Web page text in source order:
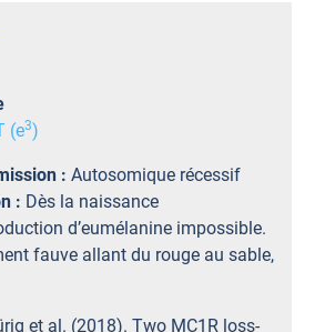
(e3)
: Autosomique récessif
: Dès la naissance
d’eumélanine impossible.
fauve allant du rouge au sable,
et al. (2018). Two MC1R loss-